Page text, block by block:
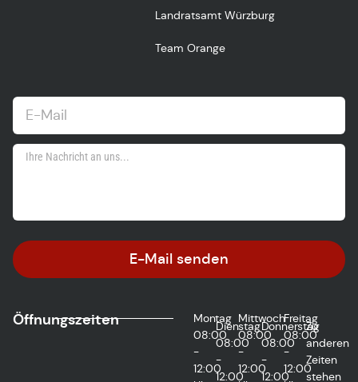
Landratsamt Würzburg
Team Orange
E-Mail senden
Öffnungszeiten
Montag
08:00
-
12:00
Dienstag
08:00
-
12:00
Mittwoch
08:00
-
12:00
Donnerstag
08:00
-
12:00
Freitag
08:00
-
12:00
Zu
anderen
Zeiten
stehen